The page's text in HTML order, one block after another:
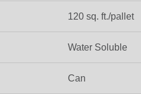
120 sq. ft./pallet
Water Soluble
Can